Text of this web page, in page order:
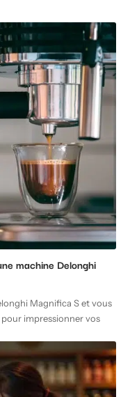
machine Delonghi
Magnifica S et vous
impressionner vos